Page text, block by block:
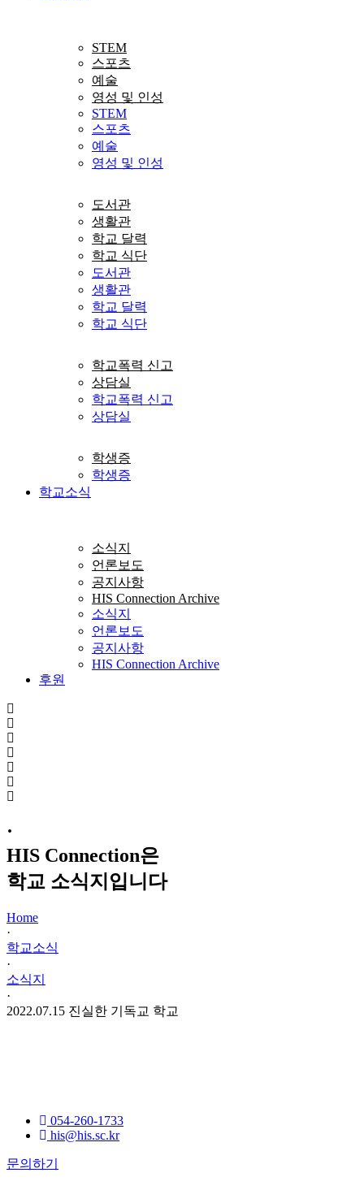
STEM
스포츠
예술
영성 및 인성
STEM
스포츠
예술
영성 및 인성
도서관
생활관
학교 달력
학교 식단
도서관
생활관
학교 달력
학교 식단
학교폭력 신고
상담실
학교폭력 신고
상담실
학생증
학생증
학교소식
소식지
언론보도
공지사항
HIS Connection Archive
소식지
언론보도
공지사항
HIS Connection Archive
후원
·
HIS Connection은
학교 소식지입니다
Home
·
학교소식
·
소식지
·
2022.07.15 진실한 기독교 학교
054-260-1733
his@his.sc.kr
문의하기